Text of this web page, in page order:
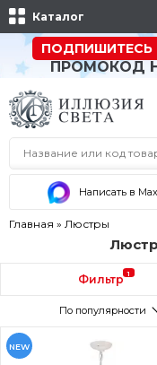
Каталог
ПОДПИШИТЕСЬ
ПРОМОКОД
Написать в Max
Главная » Люстры
Фильтр 1
По популярности
NEW